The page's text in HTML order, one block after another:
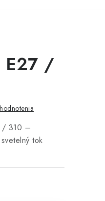
E27 /
/ 310 –
tok